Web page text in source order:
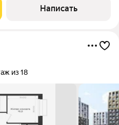
проложены трассы
точки
Написать
из 18